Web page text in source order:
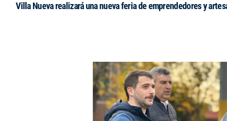
Villa Nueva realizará una nueva feria de emprendedores y